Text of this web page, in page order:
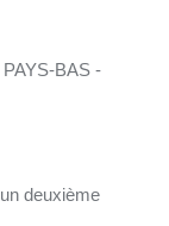
BAS -
deuxième